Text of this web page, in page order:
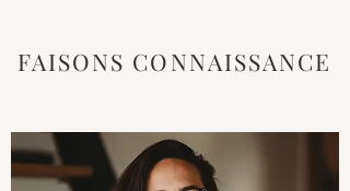
Bois, plexiglas doré ou plexiglas
argenté.
Toutes les images, textes et le contenu
FAISONS CONNAISSANCE